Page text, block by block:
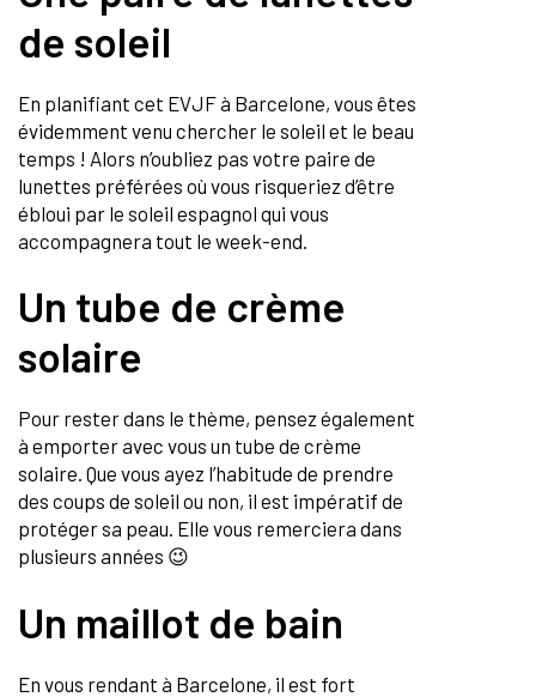
de soleil
En planifiant cet EVJF à Barcelone, vous êtes
évidemment venu chercher le soleil et le beau
temps ! Alors n’oubliez pas votre paire de
lunettes préférées où vous risqueriez d’être
ébloui par le soleil espagnol qui vous
accompagnera tout le week-end.
Un tube de crème
solaire
Pour rester dans le thème, pensez également
à emporter avec vous un tube de crème
solaire. Que vous ayez l’habitude de prendre
des coups de soleil ou non, il est impératif de
protéger sa peau. Elle vous remerciera dans
plusieurs années 😉
Un maillot de bain
En vous rendant à Barcelone, il est fort